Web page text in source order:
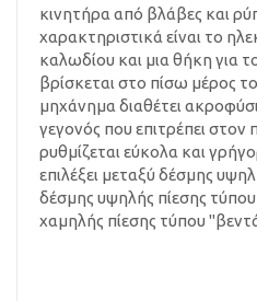
κινητήρα από βλάβες και
χαρακτηριστικά είναι το
καλωδίου και μια θήκη για
βρίσκεται στο πίσω μέρος
μηχάνημα διαθέτει
γεγονός που επιτρέπει στον
ρυθμίζεται εύκολα και
επιλέξει μεταξύ δέσμης
δέσμης υψηλής πίεσης
χαμηλής πίεσης τύπου